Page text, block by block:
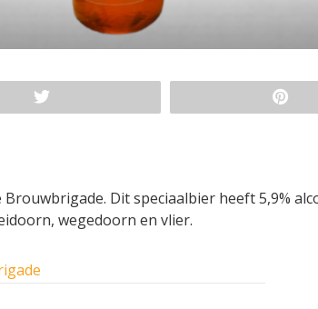
Dit speciaalbier heeft 5,9%
wegedoorn en vlier.